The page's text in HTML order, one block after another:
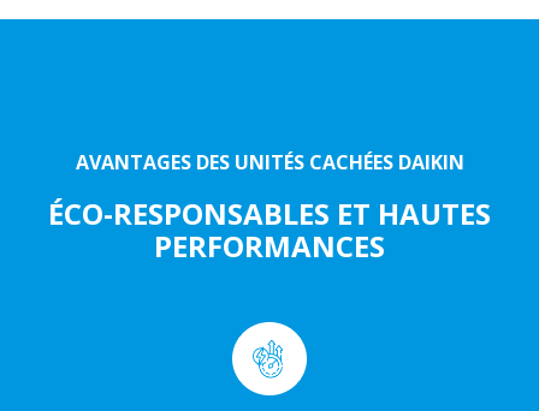
AVANTAGES DES UNITÉS CACHÉES DAIKIN
ÉCO-RESPONSABLES ET HAUTES
PERFORMANCES